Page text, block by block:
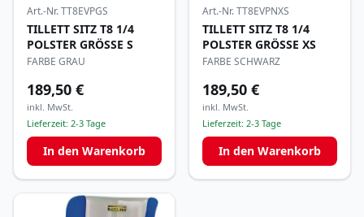
Art.-Nr.TT8EVPGS
TILLETT SITZ T8 1/4
POLSTER GRÖSSE S
FARBE GRAU
189,50 €
inkl. MwSt.
Lieferzeit: 2-3 Tage
In den Warenkorb
Art.-Nr.TT8EVPNXS
TILLETT SITZ T8 1/4
POLSTER GRÖSSE XS
FARBE SCHWARZ
189,50 €
inkl. MwSt.
Lieferzeit: 2-3 Tage
In den Warenkorb